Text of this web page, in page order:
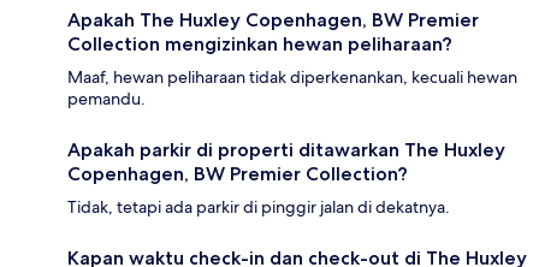
Apakah The Huxley Copenhagen, BW Premier
Collection mengizinkan hewan peliharaan?
Maaf, hewan peliharaan tidak diperkenankan, kecuali hewan
pemandu.
Apakah parkir di properti ditawarkan The Huxley
Copenhagen, BW Premier Collection?
Tidak, tetapi ada parkir di pinggir jalan di dekatnya.
Kapan waktu check-in dan check-out di The Huxley